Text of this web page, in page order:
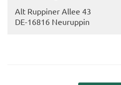
Alt Rup­pi­ner Allee 43
DE-​16816 Neu­rup­pin